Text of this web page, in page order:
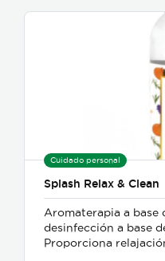
Cuidado personal
Splash Relax & Clean
Aromaterapia a base
desinfección a base
Proporciona